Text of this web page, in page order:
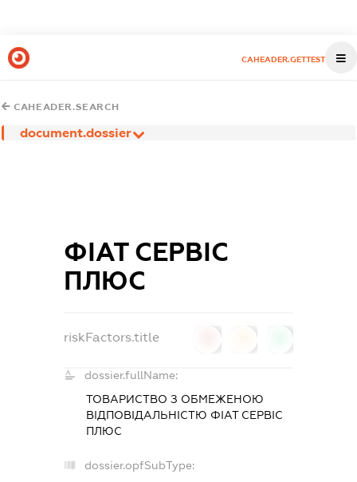
CAHEADER.GETTEST
CAHEADER.SEARCH
document.dossier
ФІАТ СЕРВІС
ПЛЮС
riskFactors.title
dossier.fullName:
ТОВАРИСТВО З ОБМЕЖЕНОЮ
ВІДПОВІДАЛЬНІСТЮ ФІАТ СЕРВІС
ПЛЮС
dossier.opfSubType: